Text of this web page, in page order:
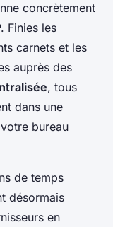
concrètement
Finies les
carnets et les
auprès des
, tous
dans une
bureau
de temps
désormais
en